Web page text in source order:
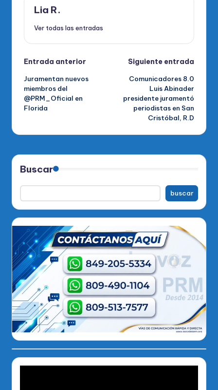
Lia R.
Ver todas las entradas
Navegación
de
entradas
Entrada anterior
Juramentan nuevos
miembros del
@PRM_Oficial en
Florida
Siguiente entrada
Comunicadores 8.0
Luis Abinader
presidente juramentó
periodistas en San
Cristóbal, R.D
Buscar
buscar